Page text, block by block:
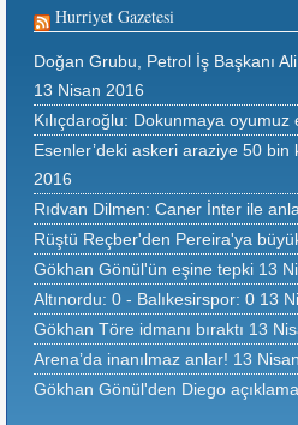
Hurriyet Gazetesi
Doğan Grubu, Petrol İş Başkanı
13 Nisan 2016
Kılıçdaroğlu: Dokunmaya oyumuz
Esenler’deki askeri araziye 50 bin
2016
Rıdvan Dilmen: Caner İnter ile
Rüştü Reçber'den Pereira'ya
Gökhan Gönül'ün eşine tepki 13
Altınordu: 0 - Balıkesirspor: 0 13
Gökhan Töre idmanı bıraktı 13
Arena’da inanılmaz anlar! 13
Gökhan Gönül'den Diego